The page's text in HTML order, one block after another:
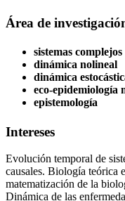
Área de
sistemas complejos
dinámica nolineal
dinámica
eco-epidemiología
epistemología
Intereses
Evolución temporal de
causales. Biología teórica
matematización de la
Dinámica de las